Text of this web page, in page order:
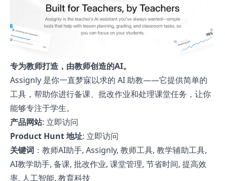
专为教师打造，由教师创造的AI。
Assignly 是你一直梦寐以求的 AI 助教——它提供简单的
工具，帮助你进行备课、批改作业和处理课堂任务，让你
能够专注于学生。
产品网站: 立即访问
Product Hunt 地址: 立即访问
关键词 ：教师AI助手, Assignly, 教师工具, 教学辅助工具,
AI教学助手, 备课, 批改作业, 课堂管理, 节省时间, 提高效
率, 人工智能, 教育科技